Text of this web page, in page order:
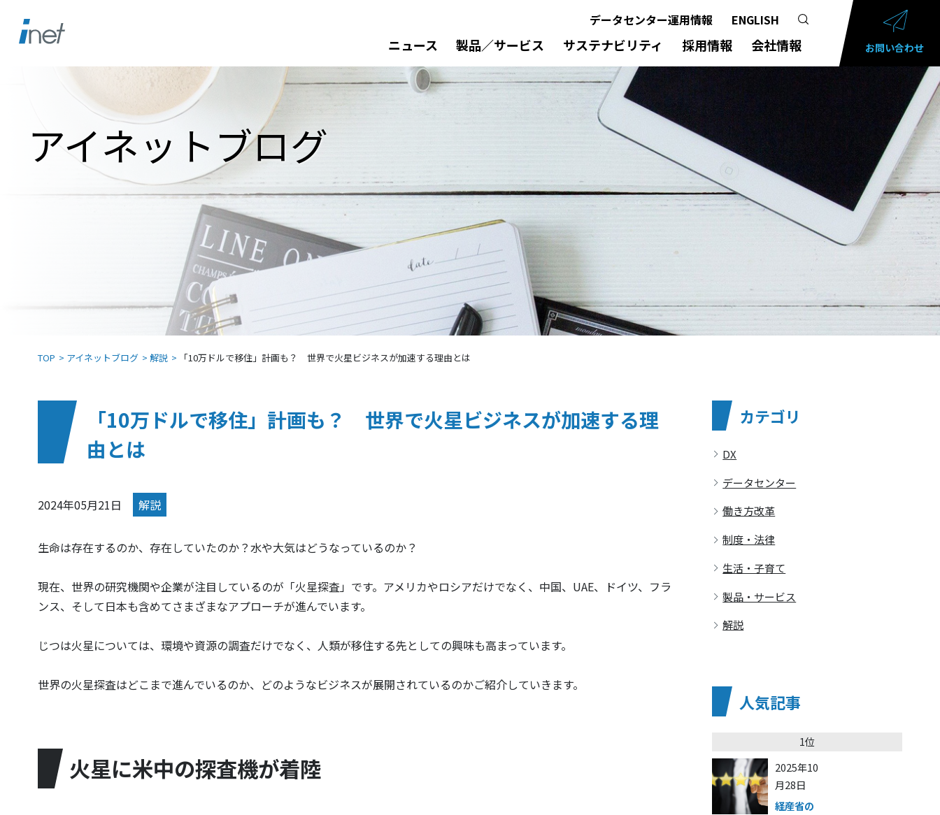
データセンター運用情報 ENGLISH
ニュース 製品／サービス サステナビリティ 採用情報 会社情報 お問い合わせ
アイネットブログ
TOP アイネットブログ 解説 「10万ドルで移住」計画も？ 世界で火星ビジネスが加速する理由とは
「10万ドルで移住」計画も？ 世界で火星ビジネスが加速する理
由とは
2024年05月21日 解説
生命は存在するのか、存在していたのか？水や大気はどうなっているのか？
現在、世界の研究機関や企業が注目しているのが「火星探査」です。アメリカやロシアだけでなく、中国、UAE、ドイツ、フラ
ンス、そして日本も含めてさまざまなアプローチが進んでいます。
じつは火星については、環境や資源の調査だけでなく、人類が移住する先としての興味も高まっています。
世界の火星探査はどこまで進んでいるのか、どのようなビジネスが展開されているのかご紹介していきます。
火星に米中の探査機が着陸
カテゴリ
DX
データセンター
働き方改革
制度・法律
生活・子育て
製品・サービス
解説
人気記事
1位
2025年10
月28日
経産省の